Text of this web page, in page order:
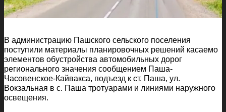
В администрацию Пашского сельского поселения
поступили материалы планировочных решений касаемо
элементов обустройства автомобильных дорог
регионального значения сообщением Паша-
Часовенское-Кайвакса, подъезд к ст. Паша, ул.
Вокзальная в с. Паша тротуарами и линиями наружного
освещения.